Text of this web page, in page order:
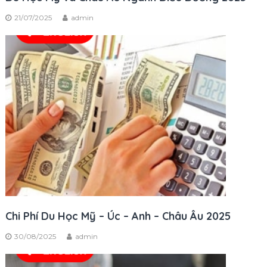
21/07/2025 admin
Chi Phí Du Học Mỹ – Úc – Anh – Châu Âu 2025
30/08/2025 admin